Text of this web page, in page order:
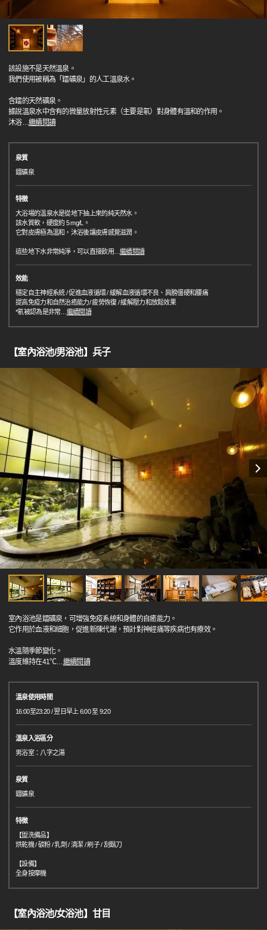
該設施不是天然溫泉。
我們使用被稱為「鐳礦泉」的人工溫泉水。
含鐳的天然礦泉。
據說溫泉水中含有的微量放射性元素（主要是氡）對身體有溫和的作用。
沐浴…繼續閱讀
泉質
鐳礦泉
特徵
大浴場的溫泉水是從地下抽上來的純天然水。
該水質軟，硬度約 5 mg/L。
它對皮膚極為溫和，沐浴後讓皮膚感覺滋潤。
這些地下水非常純淨，可以直接飲用 …繼續閱讀
效能
穩定自主神經系統 / 促進血液循環 / 緩解血液循環不良、肩膀僵硬和腰痛
提高免疫力和自然治癒能力/ 疲勞恢復 / 緩解壓力和放鬆效果
*氡被認為是非常… 繼續閱讀
【室內浴池/男浴池】兵子
室內浴池是鐳礦泉，可增強免疫系統和身體的自癒能力。
它作用於血液和細胞，促進新陳代謝，預計對神經痛等疾病也有療效。
水溫隨季節變化。
溫度維持在41℃…繼續閱讀
溫泉使用時間
16:00至23:20 / 翌日早上 6:00 至 9:20
溫泉入浴區分
男浴室：八字之湯
泉質
鐳礦泉
特徵
【盥洗備品】
烘乾機 / 碳粉 / 乳劑 / 清潔 / 刷子 / 刮鬍刀
【設備】
全身按摩機
【室內浴池/女浴池】甘目